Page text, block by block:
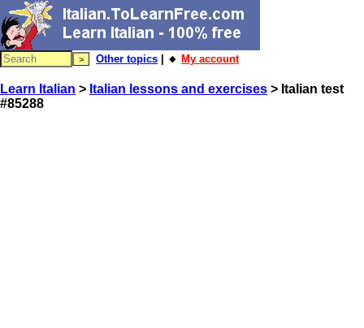
Other topics | 🔸 My account
Learn Italian > Italian lessons and exercises > Italian test
#85288